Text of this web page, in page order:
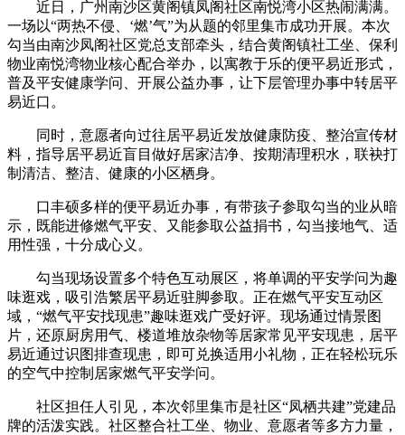
近日，广州南沙区黄阁镇凤阁社区南悦湾小区热闹满满。
一场以“两热不侵、‘燃’气”为从题的邻里集市成功开展。本次
勾当由南沙凤阁社区党总支部牵头，结合黄阁镇社工坐、保利
物业南悦湾物业核心配合举办，以寓教于乐的便平易近形式，
普及平安健康学问、开展公益办事，让下层管理办事中转居平
易近口。
同时，意愿者向过往居平易近发放健康防疫、整治宣传材
料，指导居平易近盲目做好居家洁净、按期清理积水，联袂打
制清洁、整洁、健康的小区栖身。
口丰硕多样的便平易近办事，有带孩子参取勾当的业从暗
示，既能进修燃气平安、又能参取公益捐书，勾当接地气、适
用性强，十分成心义。
勾当现场设置多个特色互动展区，将单调的平安学问为趣
味逛戏，吸引浩繁居平易近驻脚参取。正在燃气平安互动区
域，“燃气平安找现患”趣味逛戏广受好评。现场通过情景图
片，还原厨房用气、楼道堆放杂物等居家常见平安现患，居平
易近通过识图排查现患，即可兑换适用小礼物，正在轻松玩乐
的空气中控制居家燃气平安学问。
社区担任人引见，本次邻里集市是社区“凤栖共建”党建品
牌的活泼实践。社区整合社工坐、物业、意愿者等多方力量，